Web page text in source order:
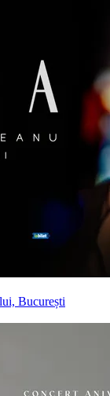
București